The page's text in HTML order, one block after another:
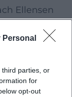
Personal
third parties, or
for
opt-out
Ellensen
gibt es
gegen die
in